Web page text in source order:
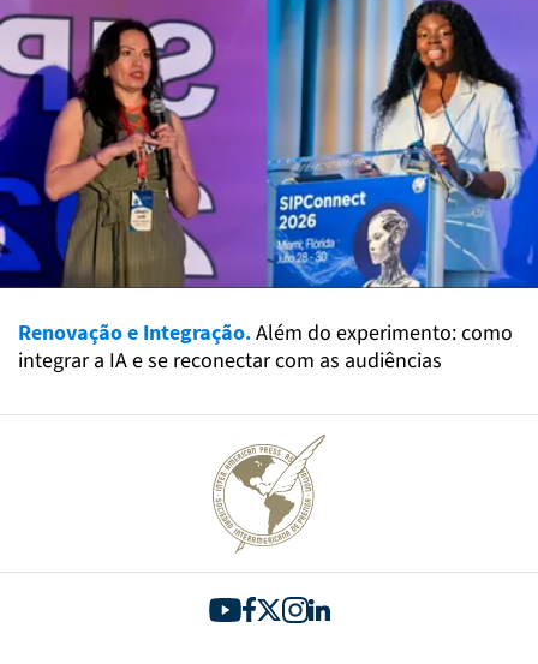
Renovação e Integração.Além do experimento: como
integrar a IA e se reconectar com as audiências